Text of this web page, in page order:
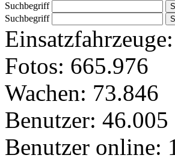
Suchbegriff
Suchbegriff
Einsatzfahrzeuge:
Fotos: 665.976
Wachen: 73.846
Benutzer: 46.005
Benutzer online: